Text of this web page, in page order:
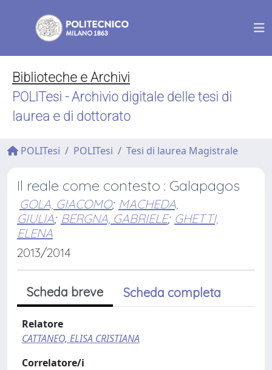
Biblioteche e Archivi
POLITesi - Archivio digitale delle tesi di
laurea e di dottorato
POLITesi POLITesi Tesi di laurea Magistrale
Il reale come contesto : Galapagos
GOLA, GIACOMO; MACHEDA,
GIULIA; BERGNA, GABRIELE; GHETTI,
ELENA
2013/2014
Scheda breve Scheda completa
Relatore
CATTANEO, ELISA CRISTIANA
Correlatore/i